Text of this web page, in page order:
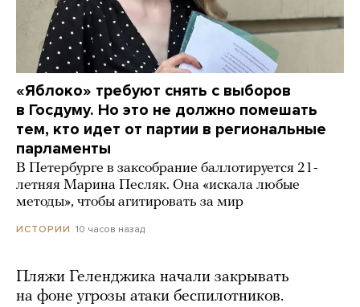
«Яблоко» требуют снять с выборов
в Госдуму. Но это не должно помешать
тем, кто идет от партии в региональные
парламенты
В Петербурге в заксобрание баллотируется 21-
летняя Марина Песляк. Она «искала любые
методы», чтобы агитировать за мир
ИСТОРИИ 10 часов назад
Пляжи Геленджика начали закрывать
на фоне угрозы атаки беспилотников.